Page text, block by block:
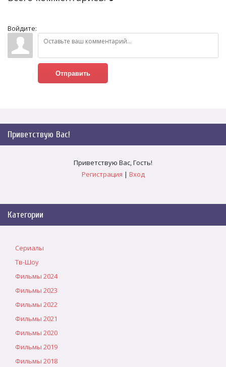
Войдите:
Отправить
Приветствую Вас!
Приветствую Вас,Гость!
Регистрация | Вход
Категории
Сериалы
Тв-Шоу
Фильмы 2024
Фильмы 2023
Фильмы 2022
Фильмы 2021
Фильмы 2020
Фильмы 2019
Фильмы 2018